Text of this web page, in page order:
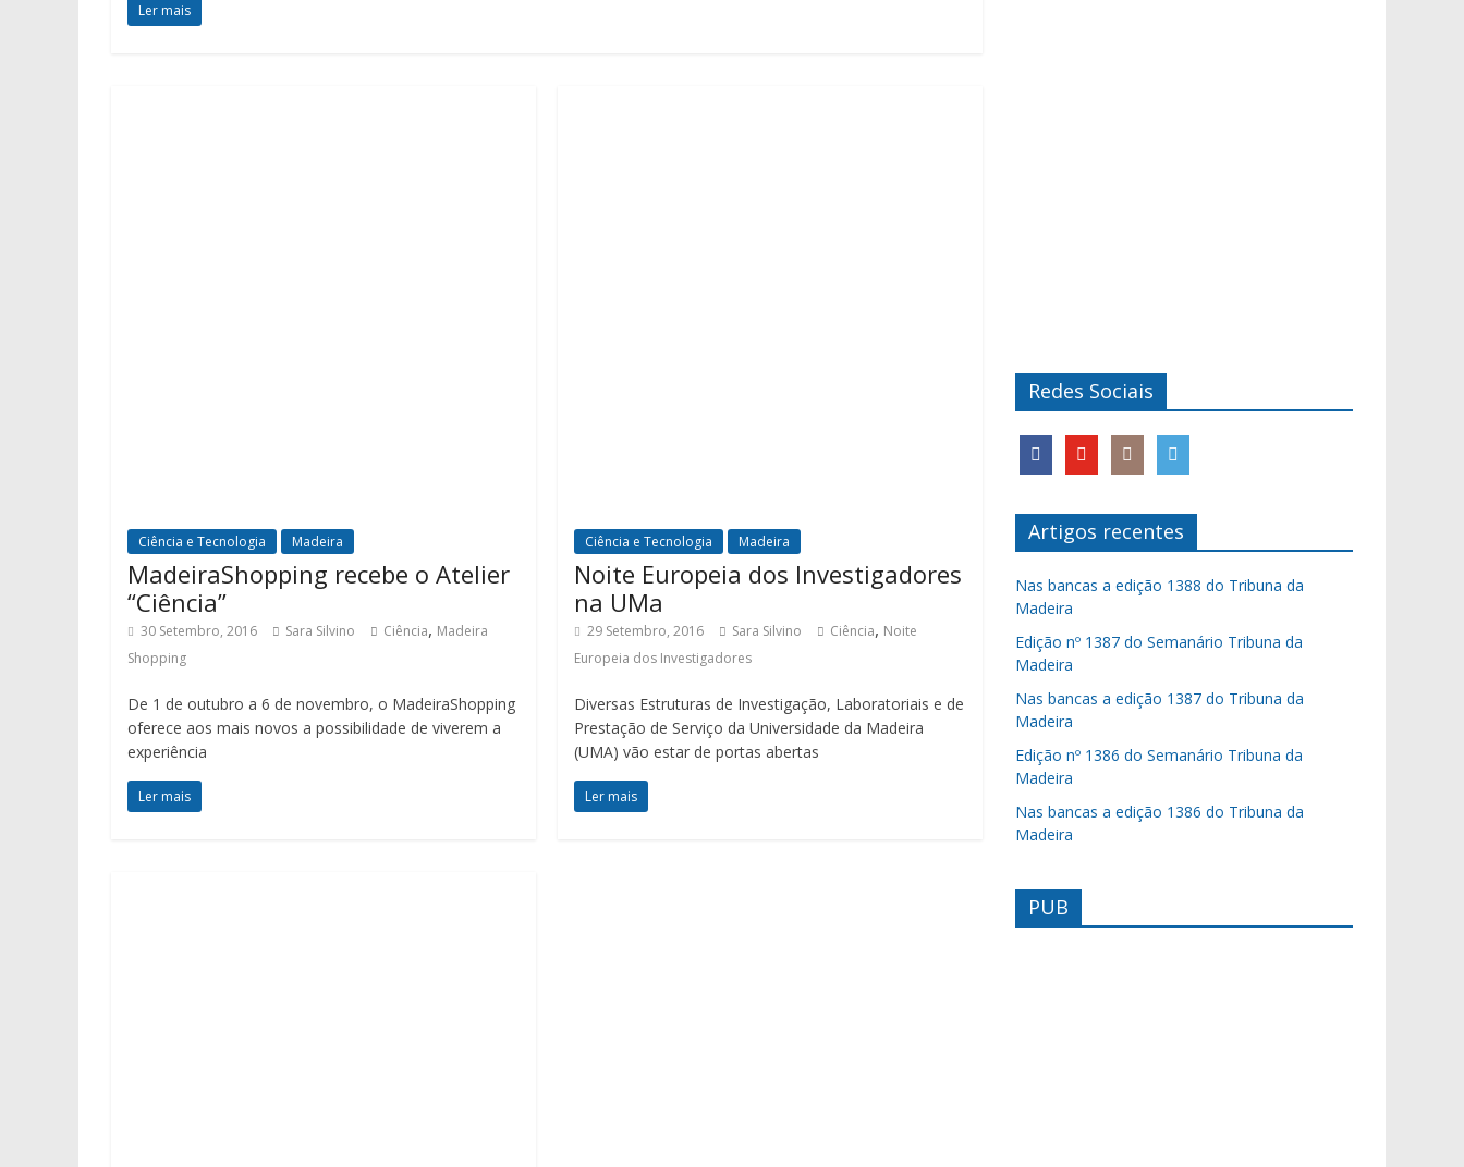
Ler mais
Ciência e Tecnologia Madeira
MadeiraShopping recebe o Atelier
“Ciência”
30 Setembro, 2016 Sara Silvino Ciência, Madeira
Shopping
De 1 de outubro a 6 de novembro, o MadeiraShopping
oferece aos mais novos a possibilidade de viverem a
experiência
Ler mais
Ciência e Tecnologia Madeira
Noite Europeia dos Investigadores
na UMa
29 Setembro, 2016 Sara Silvino Ciência, Noite
Europeia dos Investigadores
Diversas Estruturas de Investigação, Laboratoriais e de
Prestação de Serviço da Universidade da Madeira
(UMA) vão estar de portas abertas
Ler mais
Redes Sociais
Artigos recentes
Nas bancas a edição 1388 do Tribuna da
Madeira
Edição nº 1387 do Semanário Tribuna da
Madeira
Nas bancas a edição 1387 do Tribuna da
Madeira
Edição nº 1386 do Semanário Tribuna da
Madeira
Nas bancas a edição 1386 do Tribuna da
Madeira
PUB